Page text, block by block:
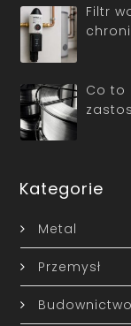
Filtr
Co to
Kategorie
Metal
Przemysł
Budownictwo